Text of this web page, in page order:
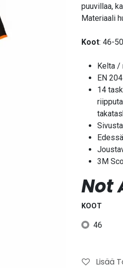
puuvillaa,
Materiaali
Koot: 46-50
Kelta /
EN
14
3M
Not
KOOT
46
Lisää